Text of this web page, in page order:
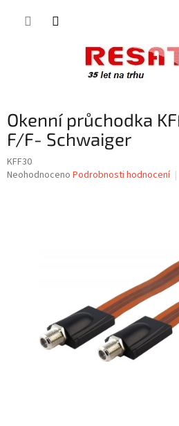
Okenní průchodka
F/F- Schwaiger
KFF30
Průměrné
Neohodnoceno Podrobnosti hodnocení